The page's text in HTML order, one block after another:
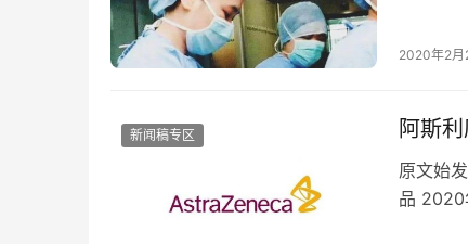
2020年2月
新闻稿专区 阿斯
原文始
品 2020